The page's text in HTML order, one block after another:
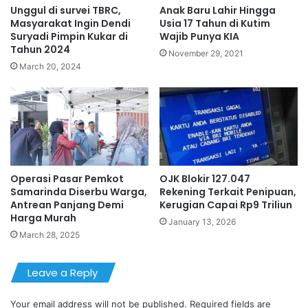
Unggul di survei TBRC,
Masyarakat Ingin Dendi
Suryadi Pimpin Kukar di
Tahun 2024
March 20, 2024
Anak Baru Lahir Hingga
Usia 17 Tahun di Kutim
Wajib Punya KIA
November 29, 2021
Operasi Pasar Pemkot
Samarinda Diserbu Warga,
Antrean Panjang Demi
Harga Murah
March 28, 2025
OJK Blokir 127.047
Rekening Terkait Penipuan,
Kerugian Capai Rp9 Triliun
January 13, 2026
Leave a Reply
Your email address will not be published. Required fields are